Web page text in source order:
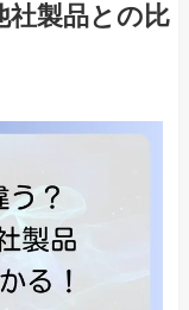
社製品との比